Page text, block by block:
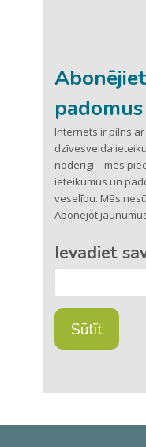
Internets ir pilns
dzīvesveida
noderīgi – mēs
ieteikumus un
veselību. Mēs
Abonējot
Ievadiet